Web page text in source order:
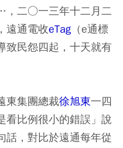
二○一三年十二月二
遠通電收eTag （e通標
致民怨四起，十天就有
東集團總裁徐旭東一四
看比例很小的錯誤」說
話，對比於遠通每年從